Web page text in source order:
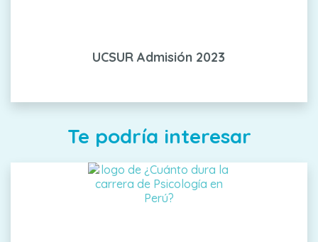
UCSUR Admisión 2023
Te podría interesar